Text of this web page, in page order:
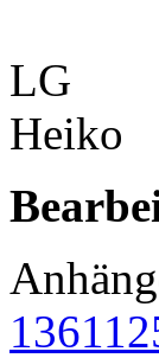
LG
Heiko